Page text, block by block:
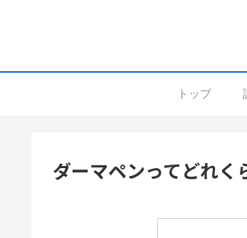
トップ
ダーマペンってどれく